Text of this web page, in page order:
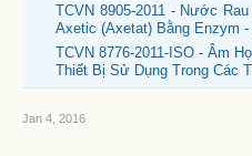
TCVN 8905-2011 - Nước
Axetic (Axetat) Bằng Enzym
TCVN 8776-2011-ISO - Âm
Thiết Bị Sử Dụng Trong Các
Jan 4, 2016